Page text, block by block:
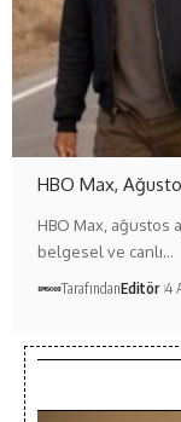
HBO Max,
HBO Max, ağustos
belgesel ve canlı…
TarafındanEditör 4